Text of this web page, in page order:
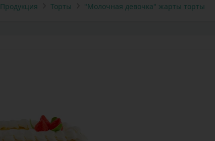
Продукция Торты "Молочная девочка" жарты торты